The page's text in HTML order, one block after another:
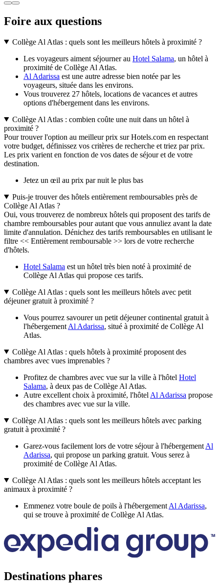
Foire aux questions
Collège Al Atlas : quels sont les meilleurs hôtels à proximité ?
Les voyageurs aiment séjourner au Hotel Salama, un hôtel à
proximité de Collège Al Atlas.
Al Adarissa est une autre adresse bien notée par les
voyageurs, située dans les environs.
Vous trouverez 27 hôtels, locations de vacances et autres
options d'hébergement dans les environs.
Collège Al Atlas : combien coûte une nuit dans un hôtel à
proximité ?
Pour trouver l'option au meilleur prix sur Hotels.com en respectant
votre budget, définissez vos critères de recherche et triez par prix.
Les prix varient en fonction de vos dates de séjour et de votre
destination.
Jetez un œil au prix par nuit le plus bas
Puis-je trouver des hôtels entièrement remboursables près de
Collège Al Atlas ?
Oui, vous trouverez de nombreux hôtels qui proposent des tarifs de
chambre remboursables pour autant que vous annuliez avant la date
limite d'annulation. Dénichez des tarifs remboursables en utilisant le
filtre << Entièrement remboursable >> lors de votre recherche
d'hôtels.
Hotel Salama est un hôtel très bien noté à proximité de
Collège Al Atlas qui propose ces tarifs.
Collège Al Atlas : quels sont les meilleurs hôtels avec petit
déjeuner gratuit à proximité ?
Vous pourrez savourer un petit déjeuner continental gratuit à
l'hébergement Al Adarissa, situé à proximité de Collège Al
Atlas.
Collège Al Atlas : quels hôtels à proximité proposent des
chambres avec vues imprenables ?
Profitez de chambres avec vue sur la ville à l'hôtel Hotel
Salama, à deux pas de Collège Al Atlas.
Autre excellent choix à proximité, l'hôtel Al Adarissa propose
des chambres avec vue sur la ville.
Collège Al Atlas : quels sont les meilleurs hôtels avec parking
gratuit à proximité ?
Garez-vous facilement lors de votre séjour à l'hébergement Al
Adarissa, qui propose un parking gratuit. Vous serez à
proximité de Collège Al Atlas.
Collège Al Atlas : quels sont les meilleurs hôtels acceptant les
animaux à proximité ?
Emmenez votre boule de poils à l'hébergement Al Adarissa,
qui se trouve à proximité de Collège Al Atlas.
Destinations phares